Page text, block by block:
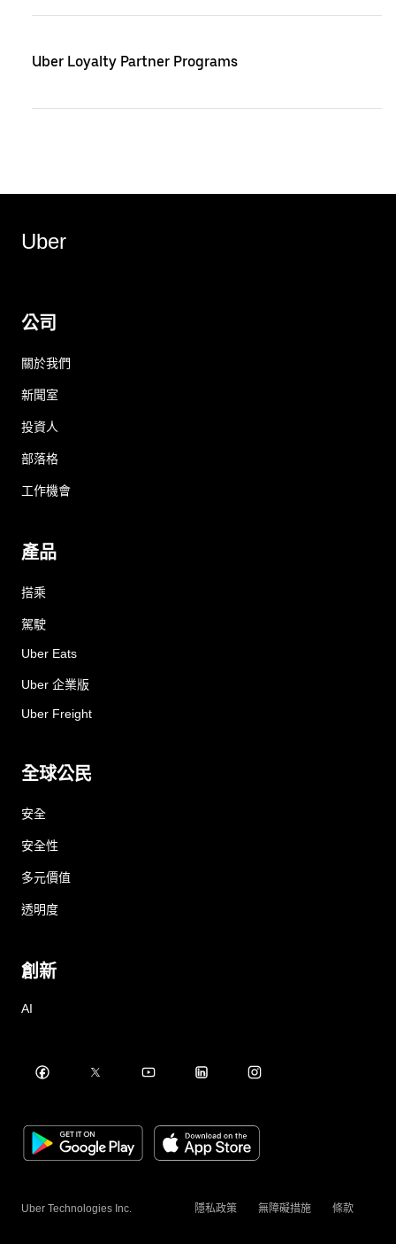
Uber Loyalty Partner Programs
Uber
公司
關於我們
新聞室
投資人
部落格
工作機會
產品
搭乘
駕駛
Uber Eats
Uber 企業版
Uber Freight
全球公民
安全
安全性
多元價值
透明度
創新
AI
Uber Technologies Inc. 隱私政策 無障礙措施 條款